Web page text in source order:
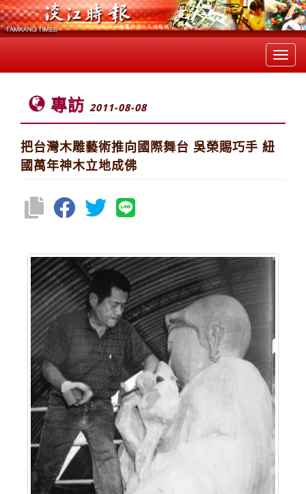
專訪 2011-08-08
把台灣木雕藝術推向國際舞台 吳榮賜巧手 紐
國萬年神木立地成佛